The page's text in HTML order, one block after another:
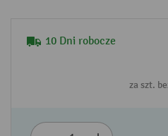
10 Dni robocze
za szt.